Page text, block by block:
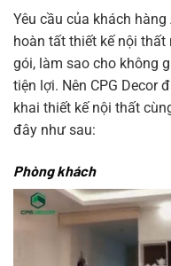
Yêu cầu của khách
hoàn tất thiết kế nội
gói, làm sao cho không
tiện lợi. Nên CPG Decor
khai thiết kế nội thất
đây như sau:
Phòng khách